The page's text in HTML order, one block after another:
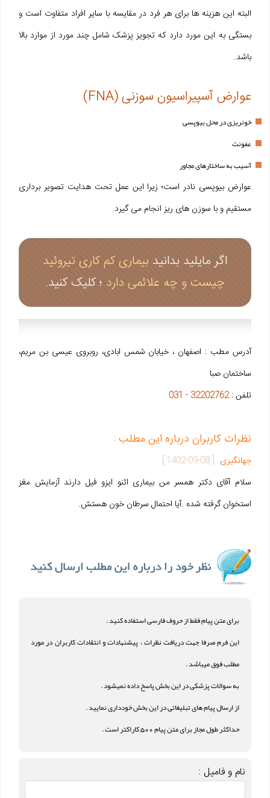
البته این هزینه ها برای هر فرد در مقایسه با سایر افراد متفاوت است و
بستگی به این مورد دارد که تجویز پزشک شامل چند مورد از موارد بالا
باشد.
عوارض آسپیراسیون سوزنی (FNA)
خونریزی در محل بیوپسی
عفونت
آسیب به ساختارهای مجاور
عوارض بیوپسی نادر است؛ زیرا این عمل تحت هدایت تصویر برداری
مستقیم و با سوزن های ریز انجام می گیرد.
اگر مایلید بدانید بیماری کم کاری تیروئید
چیست و چه علائمی دارد ؛ کلیک کنید.
آدرس مطب : اصفهان ، خیابان شمس ابادی، روبروی عیسی بن مریم،
ساختمان صبا
تلفن :32202762 - 031
نظرات کاربران درباره این مطلب :
جهانگیری [
1402-09-08
]
سلام آقای دکتر همسر من بیماری ائنو ایزو فیل دارند آزمایش مغز
استخوان گرفته شده .آیا احتمال سرطان خون هستش.
برای متن پیام فقط از حروف فارسی استفاده کنید .
این فرم صرفا جهت دریافت نظرات ، پیشنهادات و انتقادات کاربران در مورد
مطلب فوق میباشد .
به سوالات پزشکی در این بخش پاسخ داده نمیشود .
از ارسال پیام های تبلیغاتی در این بخش خودداری نمایید .
حداکثر طول مجاز برای متن پیام 500 کاراکتر است .
نام و فامیل :